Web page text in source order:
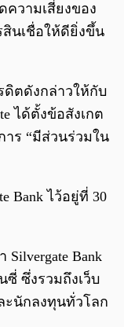
วามเสี่ยงของ
นเชื่อให้ดียิ่งขึ้น
ตดังกล่าวให้กับ
ได้ตั้งข้อสังเกต
ร “มีส่วนร่วมใน
Bank ไว้อยู่ที่ 30
Bank
ซึ่งรวมถึงเว็บ
ะนักลงทุนทั่วโลก